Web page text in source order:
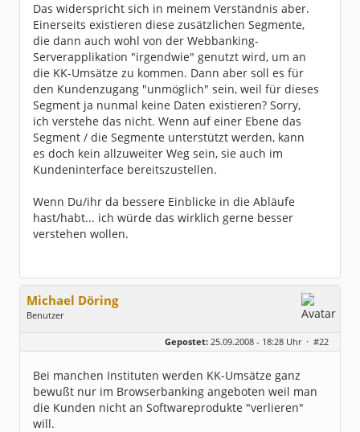
Das widerspricht sich in meinem Verständnis aber.
Einerseits existieren diese zusätzlichen Segmente,
die dann auch wohl von der Webbanking-
Serverapplikation "irgendwie" genutzt wird, um an
die KK-Umsätze zu kommen. Dann aber soll es für
den Kundenzugang "unmöglich" sein, weil für dieses
Segment ja nunmal keine Daten existieren? Sorry,
ich verstehe das nicht. Wenn auf einer Ebene das
Segment / die Segmente unterstützt werden, kann
es doch kein allzuweiter Weg sein, sie auch im
Kundeninterface bereitszustellen.
Wenn Du/ihr da bessere Einblicke in die Abläufe
hast/habt... ich würde das wirklich gerne besser
verstehen wollen.
Michael Döring
Benutzer
Dabei seit:
07 / 2008
Gepostet: 25.09.2008 - 18:28 Uhr · #22
Bei manchen Instituten werden KK-Umsätze ganz
bewußt nur im Browserbanking angeboten weil man
die Kunden nicht an Softwareprodukte "verlieren"
will.